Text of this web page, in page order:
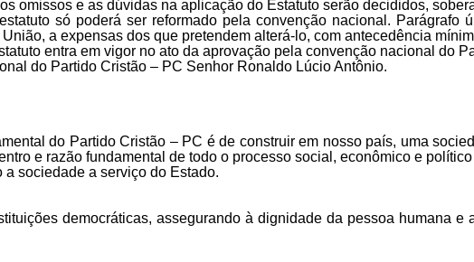
omissos e as dúvidas na aplicação do Estatuto serão decididos,
só poderá ser reformado pela convenção nacional.
a expensas dos que pretendem alterá-lo, com antecedência
entra em vigor no ato da aprovação pela convenção nacional do
do Partido Cristão – PC Senhor Ronaldo Lúcio Antônio.
do Partido Cristão – PC é de construir em nosso país, uma
e razão fundamental de todo o processo social, econômico e
a sociedade a serviço do Estado.
democráticas, assegurando à dignidade da pessoa humana